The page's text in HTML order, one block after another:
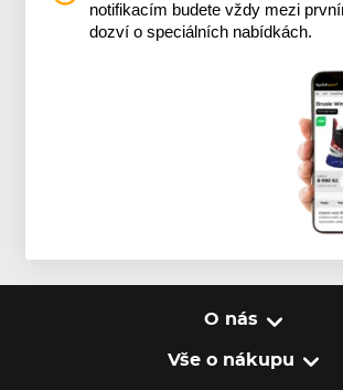
notifikacím budete vždy mezi
dozví o speciálních nabídkách.
O nás
Vše o nákupu